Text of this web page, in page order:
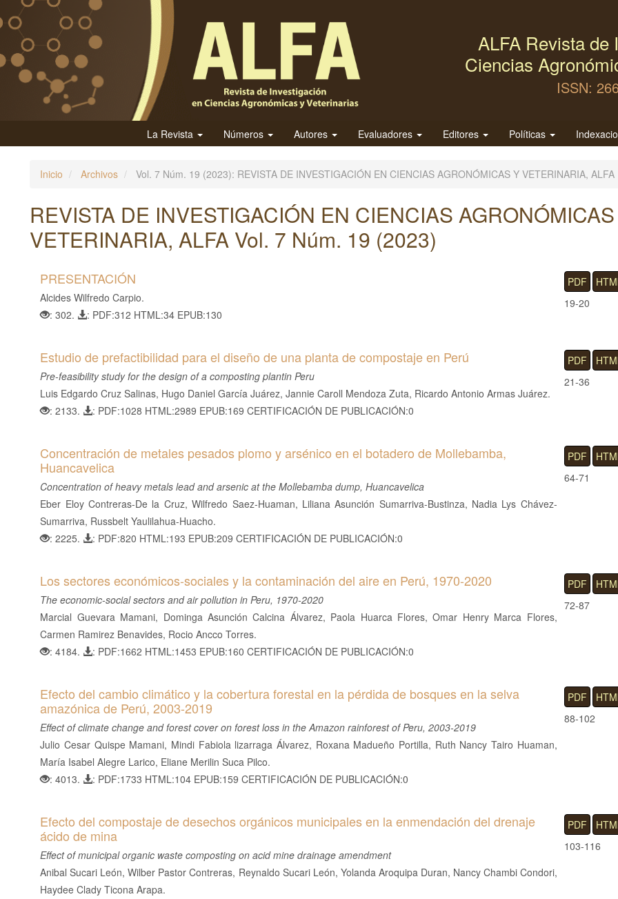
N
v
g
ó
n
ALFA Revista de
Ciencias
ISSN:
La Revista Números Autores Evaluadores Editores Políticas
Inicio Archivos Vol. 7 Núm. 19 (2023): REVISTA DE INVESTIGACIÓN EN CIENCIAS AGRONÓMICAS Y VETERINARIA, ALFA
REVISTA DE INVESTIGACIÓN EN CIENCIAS
VETERINARIA, ALFA Vol. 7 Núm. 19 (2023)
PRESENTACIÓN
Alcides Wilfredo Carpio.
: 302.
: PDF:312 HTML:34 EPUB:130
PDF
19-20
Estudio de prefactibilidad para el diseño de una planta de compostaje en Perú
Pre-feasibility study for the design of a composting plantin Peru
Luis Edgardo Cruz Salinas, Hugo Daniel García Juárez, Jannie Caroll Mendoza Zuta, Ricardo Antonio Armas Juárez.
: 2133.
: PDF:1028 HTML:2989 EPUB:169 CERTIFICACIÓN DE PUBLICACIÓN:0
PDF
21-36
Concentración de metales pesados plomo y arsénico en el botadero de Mollebamba,
Huancavelica
Concentration of heavy metals lead and arsenic at the Mollebamba dump, Huancavelica
Eber Eloy Contreras-De la Cruz, Wilfredo Saez-Huaman, Liliana Asunción Sumarriva-Bustinza, Nadia Lys Chávez-
Sumarriva, Russbelt Yaulilahua-Huacho.
: 2225.
: PDF:820 HTML:193 EPUB:209 CERTIFICACIÓN DE PUBLICACIÓN:0
PDF
64-71
Los sectores económicos-sociales y la contaminación del aire en Perú, 1970-2020
The economic-social sectors and air pollution in Peru, 1970-2020
Marcial Guevara Mamani, Dominga Asunción Calcina Álvarez, Paola Huarca Flores, Omar Henry Marca Flores,
Carmen Ramirez Benavides, Rocio Ancco Torres.
: 4184.
: PDF:1662 HTML:1453 EPUB:160 CERTIFICACIÓN DE PUBLICACIÓN:0
PDF
72-87
Efecto del cambio climático y la cobertura forestal en la pérdida de bosques en la selva
amazónica de Perú, 2003-2019
Effect of climate change and forest cover on forest loss in the Amazon rainforest of Peru, 2003-2019
Julio Cesar Quispe Mamani, Mindi Fabiola lizarraga Álvarez, Roxana Madueño Portilla, Ruth Nancy Tairo Huaman,
María Isabel Alegre Larico, Eliane Merilin Suca Pilco.
: 4013.
: PDF:1733 HTML:104 EPUB:159 CERTIFICACIÓN DE PUBLICACIÓN:0
PDF
88-102
Efecto del compostaje de desechos orgánicos municipales en la enmendación del drenaje
ácido de mina
Effect of municipal organic waste composting on acid mine drainage amendment
Anibal Sucari León, Wilber Pastor Contreras, Reynaldo Sucari León, Yolanda Aroquipa Duran, Nancy Chambi Condori,
Haydee Clady Ticona Arapa.
PDF
103-116